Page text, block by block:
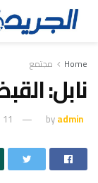
Home مجتمع
نابل:
byadmin 11 فبراير 2021